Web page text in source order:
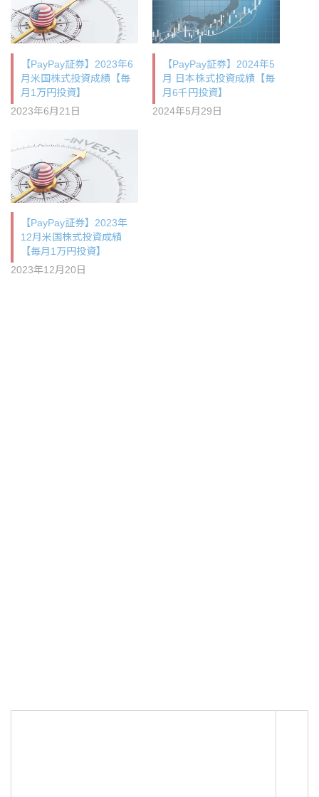
【PayPay証券】2023年6
月米国株式投資成績【毎
月1万円投資】
2023年6月21日
【PayPay証券】2024年5
月 日本株式投資成績【毎
月6千円投資】
2024年5月29日
【PayPay証券】2023年
12月米国株式投資成績
【毎月1万円投資】
2023年12月20日